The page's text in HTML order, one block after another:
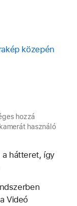
közepén
hozzá
használó
a hátteret, így
Videó